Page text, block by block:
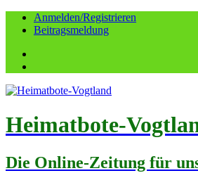
Anmelden/Registrieren
Beitragsmeldung
Heimatbote-
Die Online-Zeitung für